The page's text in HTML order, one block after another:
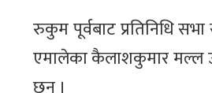
रुकुम पूर्वबाट प्रतिनिधि
एमालेका कैलाशकुमार मल्ल